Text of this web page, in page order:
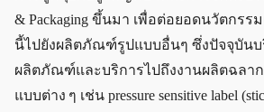
& Packaging ขึ้นมา เพื่อต่อยอดนวัตกร
นี้ไปยังผลิตภัณฑ์รูปแบบอื่นๆ ซึ่งปัจจุบัน
ผลิตภัณฑ์และบริการไปถึงงานผลิตฉลา
แบบต่าง ๆ เช่น pressure sensitive label